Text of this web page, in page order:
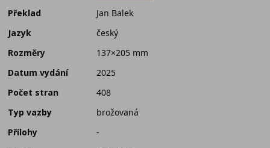
Překlad
Jan Balek
Jazyk
český
Rozměry
137×205 mm
Datum vydání
2025
Počet stran
408
Typ vazby
brožovaná
Přílohy
-